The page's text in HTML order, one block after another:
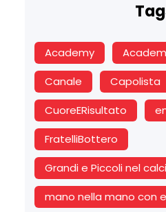
Academy
Canale
Capolista
CuoreERisultato
FratelliBottero
Grandi e Piccoli nel
mano nella mano con